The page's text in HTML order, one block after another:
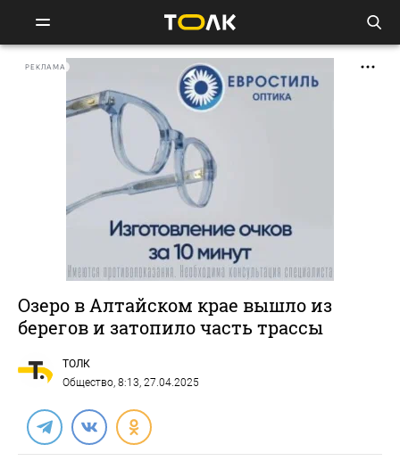
РЕКЛАМА
Озеро в Алтайском крае вышло из
берегов и затопило часть трассы
ТОЛК
Общество, 8:13, 27.04.2025